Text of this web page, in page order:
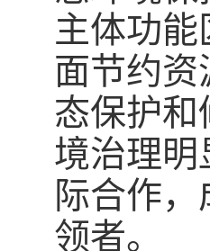
主体功
面节约
态保护
境治理明
际合作
领者。